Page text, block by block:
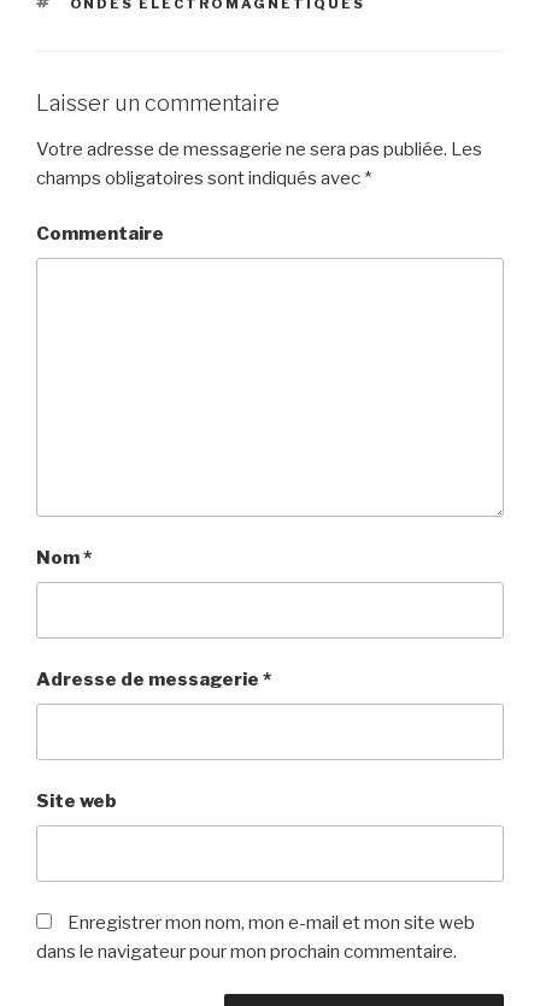
ÉTIQUETTES
ONDES ÉLECTROMAGNÉTIQUES
Laisser un commentaire
Votre adresse de messagerie ne sera pas publiée. Les
champs obligatoires sont indiqués avec *
Commentaire
Nom*
Adresse de messagerie *
Site web
Enregistrer mon nom, mon e-mail et mon site web
dans le navigateur pour mon prochain commentaire.